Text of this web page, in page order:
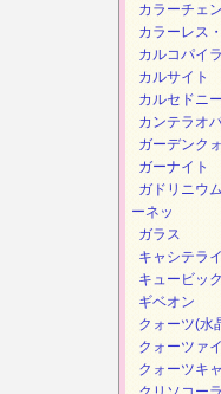
カラーチェ
カラーレス
カルコパイ
カルサイト
カルセドニー
カンテラオ
ガーデンク
ガーナイト
ガドリニウ
ーネッ
ガラス
キャシテラ
キュービッ
ギベオン
クォーツ(水
クォーツァ
クォーツキ